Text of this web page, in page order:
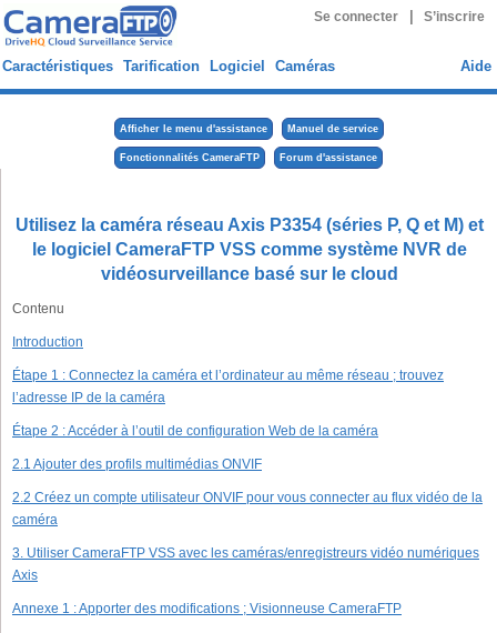
Se connecter S’inscrire
Caractéristiques Tarification Logiciel Caméras Aide
Afficher le menu d'assistance Manuel de service
Fonctionnalités CameraFTP Forum d'assistance
Utilisez la caméra réseau Axis P3354 (séries P, Q et M) et
le logiciel CameraFTP VSS comme système NVR de
vidéosurveillance basé sur le cloud
Contenu
Introduction
Étape 1 : Connectez la caméra et l’ordinateur au même réseau ; trouvez
l’adresse IP de la caméra
Étape 2 : Accéder à l’outil de configuration Web de la caméra
2.1 Ajouter des profils multimédias ONVIF
2.2 Créez un compte utilisateur ONVIF pour vous connecter au flux vidéo de la
caméra
3. Utiliser CameraFTP VSS avec les caméras/enregistreurs vidéo numériques
Axis
Annexe 1 : Apporter des modifications ; Visionneuse CameraFTP